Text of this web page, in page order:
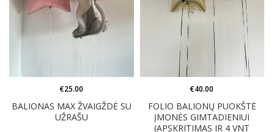
BALIONAS MAX ŽVAIGŽDĖ SU
UŽRAŠU
€25.00
FOLIO BALIONŲ PUOKŠTĖ
ĮMONĖS GIMTADIENIUI
(APSKRITIMAS IR 4 VNT
€40.00